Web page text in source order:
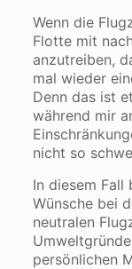
Wenn die
Flotte mit
anzutreiben,
mal wieder
Denn das ist
während mir
nicht so
In diesem Fall
Wünsche bei
neutralen
persönlichen